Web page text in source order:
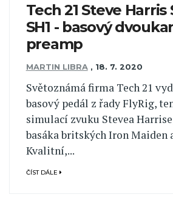
Tech 21 Steve
SH1 - basový
preamp
MARTIN LIBRA , 18. 7. 2020
Světoznámá firma Tech 21
basový pedál z řady FlyRig,
simulací zvuku Stevea
basáka britských Iron Maiden
Kvalitní,...
ČÍST DÁLE